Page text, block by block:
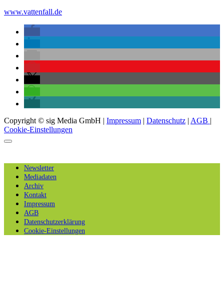
www.vattenfall.de
Copyright © sig Media GmbH | Impressum | Datenschutz | AGB |
Cookie-Einstellungen
Newsletter
Mediadaten
Archiv
Kontakt
Impressum
AGB
Datenschutzerklärung
Cookie-Einstellungen